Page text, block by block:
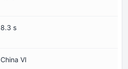
8.3 s
China VI